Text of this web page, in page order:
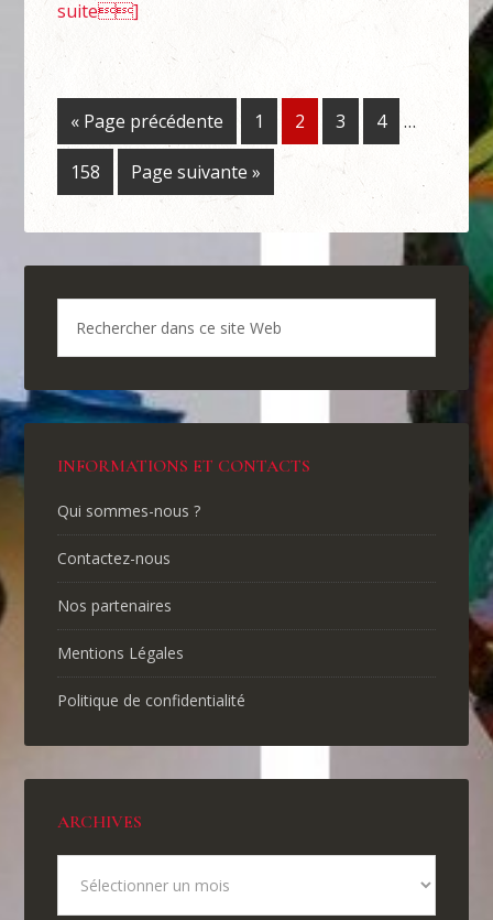
suite]
« Page précédente 1 2 3 4 …
158 Page suivante »
INFORMATIONS ET CONTACTS
Qui sommes-nous ?
Contactez-nous
Nos partenaires
Mentions Légales
Politique de confidentialité
ARCHIVES